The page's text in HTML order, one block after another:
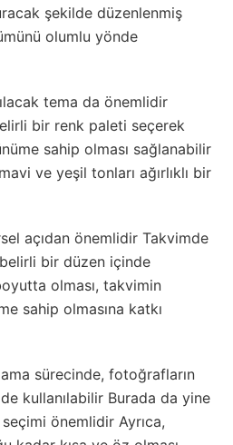
şekilde düzenlenmiş
olumlu yönde
tema da önemlidir
bir renk paleti seçerek
sahip olması sağlanabilir
ve yeşil tonları ağırlıklı bir
açıdan önemlidir Takvimde
bir düzen içinde
olması, takvimin
sahip olmasına katkı
sürecinde, fotoğrafların
de kullanılabilir Burada da yine
önemlidir Ayrıca,